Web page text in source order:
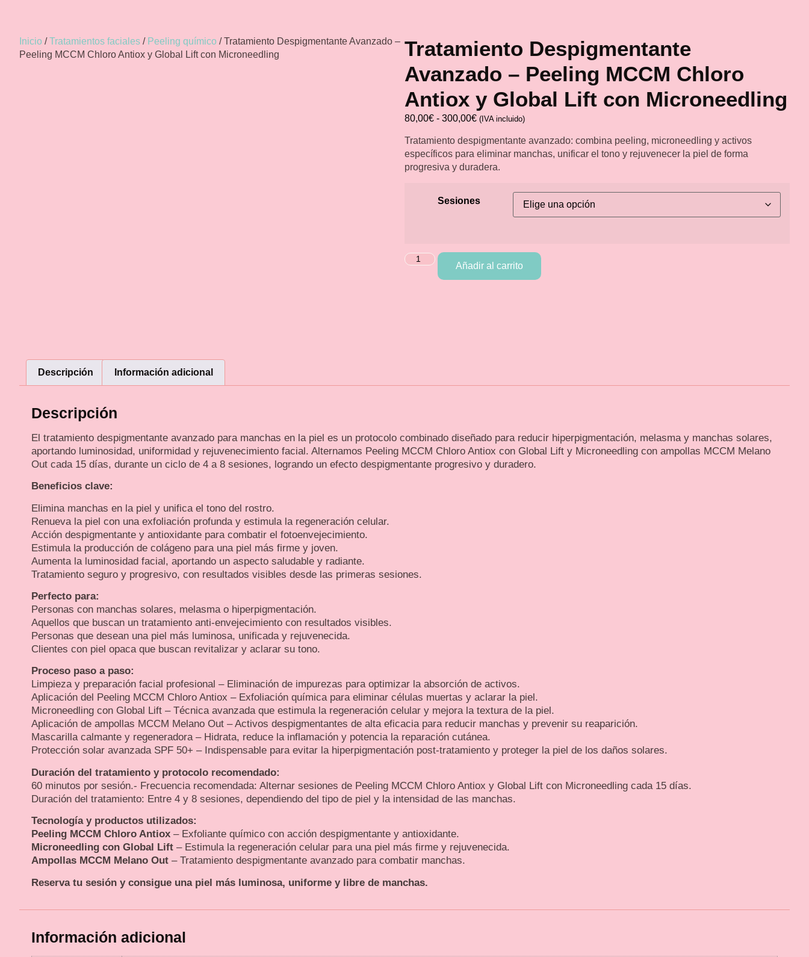
Inicio /Tratamientos faciales / Peeling químico / Tratamiento Despigmentante Avanzado –
Peeling MCCM Chloro Antiox y Global Lift con Microneedling
Tratamiento Despigmentante
Avanzado – Peeling MCCM Chloro
Antiox y Global Lift con Microneedling
80,00€ - 300,00€ (IVA incluido)
Tratamiento despigmentante avanzado: combina peeling, microneedling y activos
específicos para eliminar manchas, unificar el tono y rejuvenecer la piel de forma
progresiva y duradera.
Sesiones
Añadir al carrito
Descripción Información adicional
Descripción
El tratamiento despigmentante avanzado para manchas en la piel es un protocolo combinado diseñado para reducir hiperpigmentación, melasma y manchas solares,
aportando luminosidad, uniformidad y rejuvenecimiento facial. Alternamos Peeling MCCM Chloro Antiox con Global Lift y Microneedling con ampollas MCCM Melano
Out cada 15 días, durante un ciclo de 4 a 8 sesiones, logrando un efecto despigmentante progresivo y duradero.
Beneficios clave:
Elimina manchas en la piel y unifica el tono del rostro.
Renueva la piel con una exfoliación profunda y estimula la regeneración celular.
Acción despigmentante y antioxidante para combatir el fotoenvejecimiento.
Estimula la producción de colágeno para una piel más firme y joven.
Aumenta la luminosidad facial, aportando un aspecto saludable y radiante.
Tratamiento seguro y progresivo, con resultados visibles desde las primeras sesiones.
Perfecto para:
Personas con manchas solares, melasma o hiperpigmentación.
Aquellos que buscan un tratamiento anti-envejecimiento con resultados visibles.
Personas que desean una piel más luminosa, unificada y rejuvenecida.
Clientes con piel opaca que buscan revitalizar y aclarar su tono.
Proceso paso a paso:
Limpieza y preparación facial profesional – Eliminación de impurezas para optimizar la absorción de activos.
Aplicación del Peeling MCCM Chloro Antiox – Exfoliación química para eliminar células muertas y aclarar la piel.
Microneedling con Global Lift – Técnica avanzada que estimula la regeneración celular y mejora la textura de la piel.
Aplicación de ampollas MCCM Melano Out – Activos despigmentantes de alta eficacia para reducir manchas y prevenir su reaparición.
Mascarilla calmante y regeneradora – Hidrata, reduce la inflamación y potencia la reparación cutánea.
Protección solar avanzada SPF 50+ – Indispensable para evitar la hiperpigmentación post-tratamiento y proteger la piel de los daños solares.
Duración del tratamiento y protocolo recomendado:
60 minutos por sesión.- Frecuencia recomendada: Alternar sesiones de Peeling MCCM Chloro Antiox y Global Lift con Microneedling cada 15 días.
Duración del tratamiento: Entre 4 y 8 sesiones, dependiendo del tipo de piel y la intensidad de las manchas.
Tecnología y productos utilizados:
Peeling MCCM Chloro Antiox – Exfoliante químico con acción despigmentante y antioxidante.
Microneedling con Global Lift – Estimula la regeneración celular para una piel más firme y rejuvenecida.
Ampollas MCCM Melano Out – Tratamiento despigmentante avanzado para combatir manchas.
Reserva tu sesión y consigue una piel más luminosa, uniforme y libre de manchas.
Información adicional